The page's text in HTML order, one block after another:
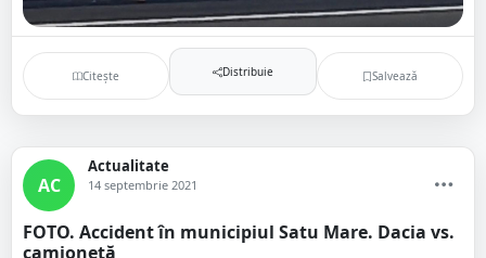
Citește Distribuie Salvează
AC
Actualitate
14 septembrie 2021
FOTO. Accident în municipiul Satu Mare. Dacia vs.
camionetă